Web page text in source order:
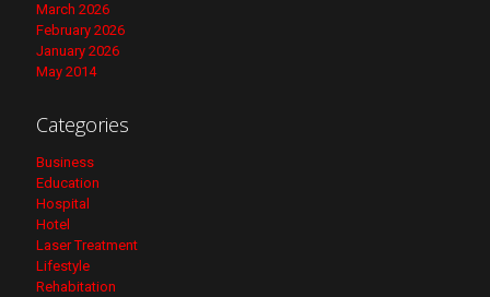
March 2026
February 2026
January 2026
May 2014
Categories
Business
Education
Hospital
Hotel
Laser Treatment
Lifestyle
Rehabitation